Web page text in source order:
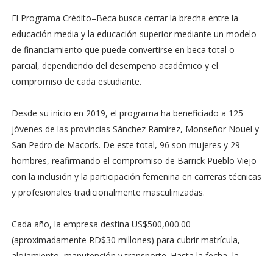
El Programa Crédito–Beca busca cerrar la brecha entre la
educación media y la educación superior mediante un modelo
de financiamiento que puede convertirse en beca total o
parcial, dependiendo del desempeño académico y el
compromiso de cada estudiante.
Desde su inicio en 2019, el programa ha beneficiado a 125
jóvenes de las provincias Sánchez Ramírez, Monseñor Nouel y
San Pedro de Macorís. De este total, 96 son mujeres y 29
hombres, reafirmando el compromiso de Barrick Pueblo Viejo
con la inclusión y la participación femenina en carreras técnicas
y profesionales tradicionalmente masculinizadas.
Cada año, la empresa destina US$500,000.00
(aproximadamente RD$30 millones) para cubrir matrícula,